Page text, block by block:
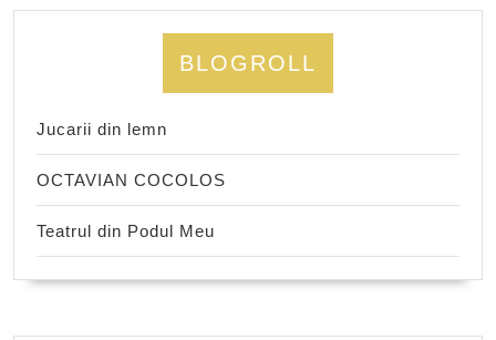
BLOGROLL
Jucarii din lemn
OCTAVIAN COCOLOS
Teatrul din Podul Meu